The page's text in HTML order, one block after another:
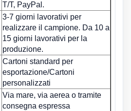
T/T, PayPal.
3-7 giorni lavorativi per
realizzare il campione. Da 10 a
15 giorni lavorativi per la
produzione.
Cartoni standard per
esportazione/Cartoni
personalizzati
Via mare, via aerea o tramite
consegna espressa